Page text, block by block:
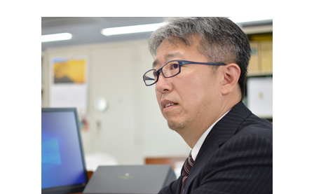
贈与税 非課税 申告
贈与税 非課税 申告
生前贈与 非課税 住宅
住宅資金贈与 必要書類
贈与税 住宅 非課税 申告
親族内承継 デメリット
事業承継 マッチング
親族内承継 課題
事業譲渡 個人
親族内承継 親族外承継
事業承継税制 デメリット
後継者 募集
生前対策 京都府
生前対策 阪神間
相続 京都府
事業承継 大阪府
相続 奈良県
生前対策 奈良県
事業承継 京都府
事業承継 兵庫県
生前対策 北摂エリア
事業承継 奈良県